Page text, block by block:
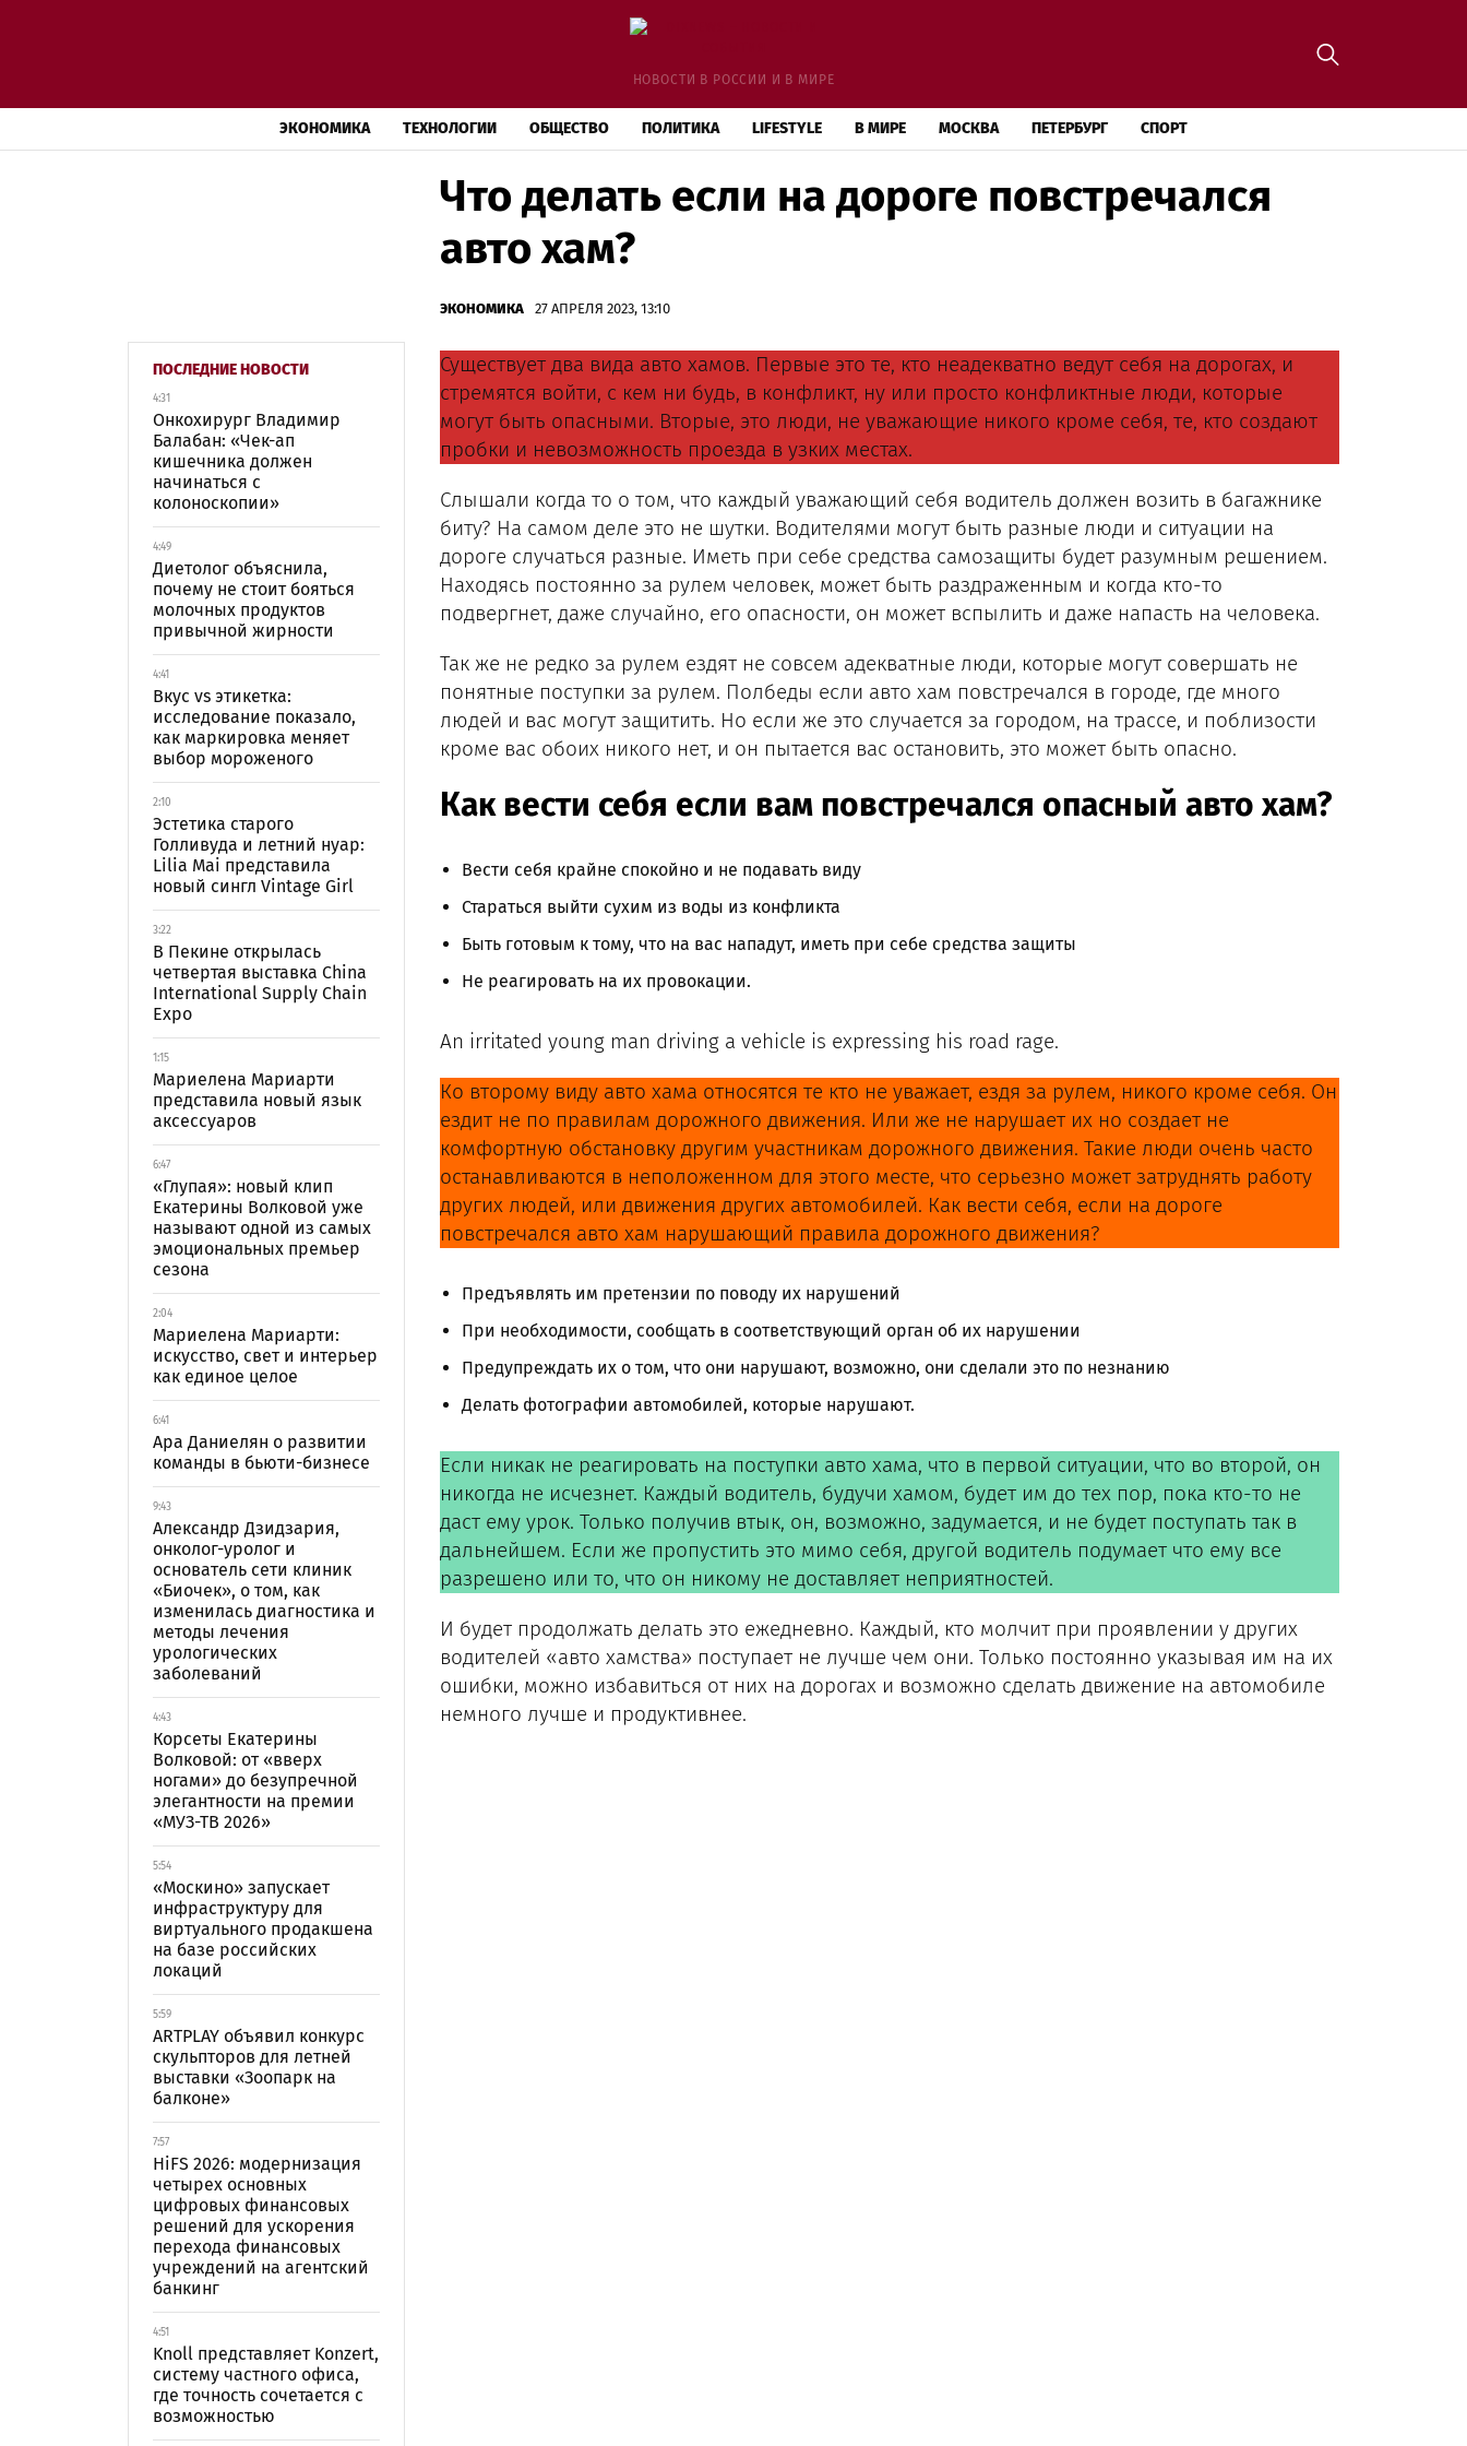
НОВОСТИ В РОССИИ И В МИРЕ
ЭКОНОМИКА ТЕХНОЛОГИИ ОБЩЕСТВО ПОЛИТИКА LIFESTYLE В МИРЕ МОСКВА ПЕТЕРБУРГ СПОРТ
Что делать если на дороге повстречался
авто хам?
ЭКОНОМИКА 27 АПРЕЛЯ 2023, 13:10
ПОСЛЕДНИЕ НОВОСТИ
4:31
Онкохирург Владимир
Балабан: «Чек-ап
кишечника должен
начинаться с
колоноскопии»
4:49
Диетолог объяснила,
почему не стоит бояться
молочных продуктов
привычной жирности
4:41
Вкус vs этикетка:
исследование показало,
как маркировка меняет
выбор мороженого
2:10
Эстетика старого
Голливуда и летний нуар:
Lilia Mai представила
новый сингл Vintage Girl
3:22
В Пекине открылась
четвертая выставка China
International Supply Chain
Expo
1:15
Мариелена Мариарти
представила новый язык
аксессуаров
6:47
«Глупая»: новый клип
Екатерины Волковой уже
называют одной из самых
эмоциональных премьер
сезона
2:04
Мариелена Мариарти:
искусство, свет и интерьер
как единое целое
6:41
Ара Даниелян о развитии
команды в бьюти-бизнесе
9:43
Александр Дзидзария,
онколог-уролог и
основатель сети клиник
«Биочек», о том, как
изменилась диагностика и
методы лечения
урологических
заболеваний
4:43
Корсеты Екатерины
Волковой: от «вверх
ногами» до безупречной
элегантности на премии
«МУЗ-ТВ 2026»
5:54
«Москино» запускает
инфраструктуру для
виртуального продакшена
на базе российских
локаций
5:59
ARTPLAY объявил конкурс
скульпторов для летней
выставки «Зоопарк на
балконе»
7:57
HiFS 2026: модернизация
четырех основных
цифровых финансовых
решений для ускорения
перехода финансовых
учреждений на агентский
банкинг
4:51
Knoll представляет Konzert,
систему частного офиса,
где точность сочетается с
возможностью
Существует два вида авто хамов. Первые это те, кто неадекватно ведут себя на дорогах, и
стремятся войти, с кем ни будь, в конфликт, ну или просто конфликтные люди, которые
могут быть опасными. Вторые, это люди, не уважающие никого кроме себя, те, кто создают
пробки и невозможность проезда в узких местах.
Слышали когда то о том, что каждый уважающий себя водитель должен возить в багажнике
биту? На самом деле это не шутки. Водителями могут быть разные люди и ситуации на
дороге случаться разные. Иметь при себе средства самозащиты будет разумным решением.
Находясь постоянно за рулем человек, может быть раздраженным и когда кто-то
подвергнет, даже случайно, его опасности, он может вспылить и даже напасть на человека.
Так же не редко за рулем ездят не совсем адекватные люди, которые могут совершать не
понятные поступки за рулем. Полбеды если авто хам повстречался в городе, где много
людей и вас могут защитить. Но если же это случается за городом, на трассе, и поблизости
кроме вас обоих никого нет, и он пытается вас остановить, это может быть опасно.
Как вести себя если вам повстречался опасный авто хам?
Вести себя крайне спокойно и не подавать виду
Стараться выйти сухим из воды из конфликта
Быть готовым к тому, что на вас нападут, иметь при себе средства защиты
Не реагировать на их провокации.
An irritated young man driving a vehicle is expressing his road rage.
Ко второму виду авто хама относятся те кто не уважает, ездя за рулем, никого кроме себя. Он
ездит не по правилам дорожного движения. Или же не нарушает их но создает не
комфортную обстановку другим участникам дорожного движения. Такие люди очень часто
останавливаются в неположенном для этого месте, что серьезно может затруднять работу
других людей, или движения других автомобилей. Как вести себя, если на дороге
повстречался авто хам нарушающий правила дорожного движения?
Предъявлять им претензии по поводу их нарушений
При необходимости, сообщать в соответствующий орган об их нарушении
Предупреждать их о том, что они нарушают, возможно, они сделали это по незнанию
Делать фотографии автомобилей, которые нарушают.
Если никак не реагировать на поступки авто хама, что в первой ситуации, что во второй, он
никогда не исчезнет. Каждый водитель, будучи хамом, будет им до тех пор, пока кто-то не
даст ему урок. Только получив втык, он, возможно, задумается, и не будет поступать так в
дальнейшем. Если же пропустить это мимо себя, другой водитель подумает что ему все
разрешено или то, что он никому не доставляет неприятностей.
И будет продолжать делать это ежедневно. Каждый, кто молчит при проявлении у других
водителей «авто хамства» поступает не лучше чем они. Только постоянно указывая им на их
ошибки, можно избавиться от них на дорогах и возможно сделать движение на автомобиле
немного лучше и продуктивнее.